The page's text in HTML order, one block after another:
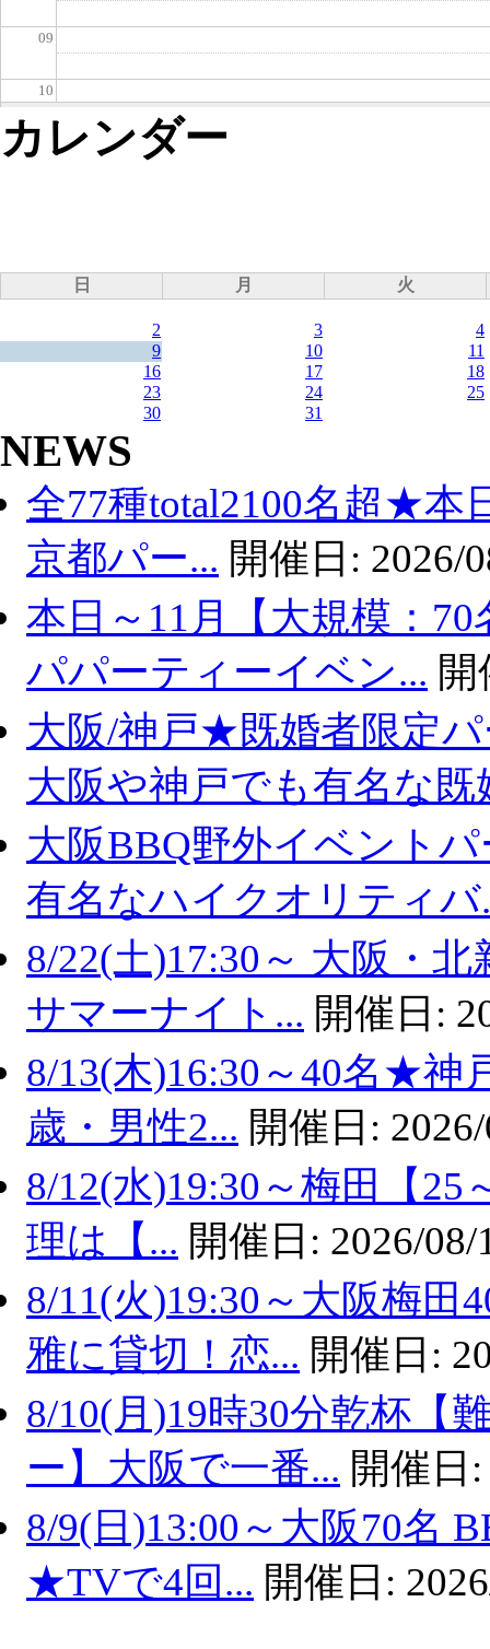
09
10
11
14
17
18
19
20
21
22
23
ベント交流会【コース料理+飲み放題】お友達も沢山作れる(^^♪
2026/05/1419:30
カレンダー
日 月 火
2 3
4
9
10
11
16
17
18
23
24
25
30
31
NEWS
全77種total2100名超★本
京都パー... 開催日: 2026/
本日～11月【大規模：
パパーティーイベン...
大阪/神戸★既婚者限定
大阪や神戸でも有名な既
大阪BBQ野外イベント
有名なハイクオリティバ
8/22(土)17:30～ 大阪・
サマーナイト... 開催日:
8/13(木)16:30～40名★神
歳・男性2... 開催日:
8/12(水)19:30～梅田【
理は【... 開催日: 2026/08/
8/11(火)19:30～大阪梅
雅に貸切！恋... 開催日:
8/10(月)19時30分乾杯【
ー】大阪で一番... 開催日
8/9(日)13:00～大阪70名
★TVで4回... 開催日: